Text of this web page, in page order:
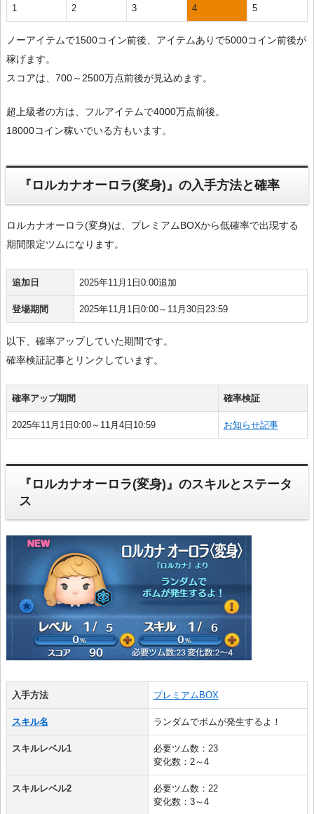
1 2 3 4 5
ノーアイテムで1500コイン前後、アイテムありで5000コイン前後が
稼げます。
スコアは、700～2500万点前後が見込めます。
超上級者の方は、フルアイテムで4000万点前後。
18000コイン稼いでいる方もいます。
『ロルカナオーロラ(変身)』の入手方法と確率
ロルカナオーロラ(変身)は、プレミアムBOXから低確率で出現する
期間限定ツムになります。
追加日 2025年11月1日0:00追加
登場期間 2025年11月1日0:00～11月30日23:59
以下、確率アップしていた期間です。
確率検証記事とリンクしています。
確率アップ期間 確率検証
2025年11月1日0:00～11月4日10:59 お知らせ記事
『ロルカナオーロラ(変身)』のスキルとステータ
ス
入手方法 プレミアムBOX
スキル名 ランダムでボムが発生するよ！
スキルレベル1
必要ツム数：23
変化数：2～4
スキルレベル2
必要ツム数：22
変化数：3～4